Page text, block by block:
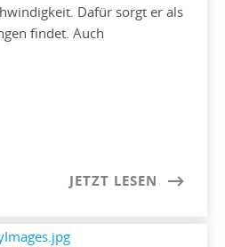
Dafür sorgt er als
findet. Auch
JETZT LESEN